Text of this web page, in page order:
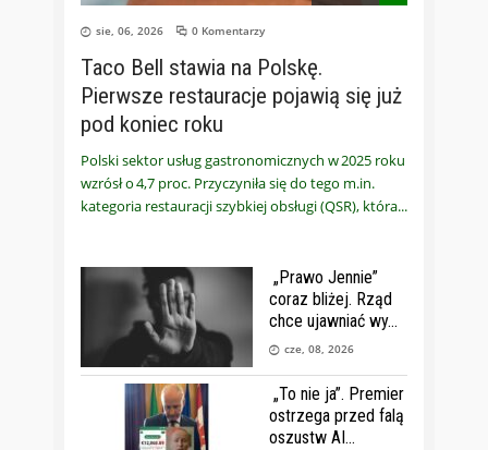
sie, 06, 2026 0 Komentarzy
Taco Bell stawia na Polskę.
Pierwsze restauracje pojawią się już
pod koniec roku
Polski sektor usług gastronomicznych w 2025 roku
wzrósł o 4,7 proc. Przyczyniła się do tego m.in.
kategoria restauracji szybkiej obsługi (QSR), która
„Prawo Jennie”
coraz bliżej. Rząd
chce ujawniać wy
cze, 08, 2026
„To nie ja”. Premier
ostrzega przed falą
oszustw AI